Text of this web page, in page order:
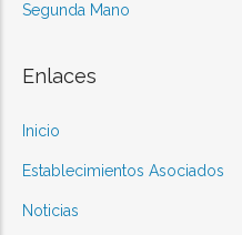
Segunda Mano
Enlaces
Inicio
Establecimientos Asociados
Noticias